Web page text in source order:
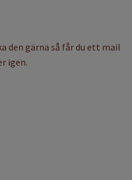
den gärna så får du ett mail
igen.